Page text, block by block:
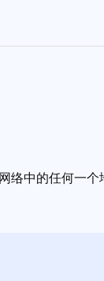
络中的任何一